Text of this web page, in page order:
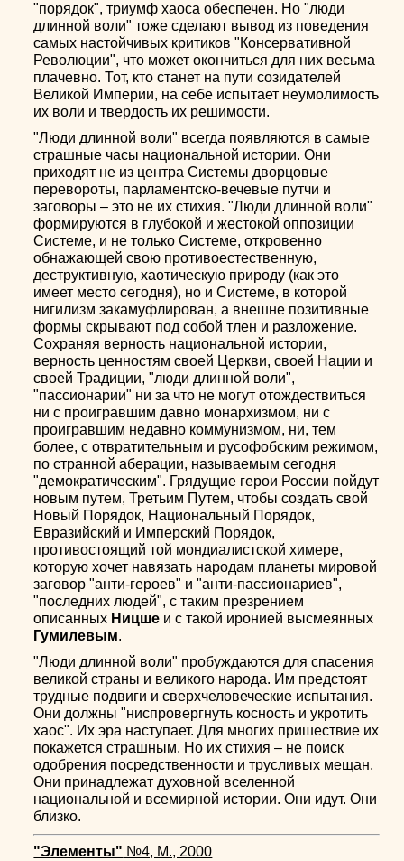
"порядок", триумф хаоса обеспечен. Но "люди
длинной воли" тоже сделают вывод из поведения
самых настойчивых критиков "Консервативной
Революции", что может окончиться для них весьма
плачевно. Тот, кто станет на пути созидателей
Великой Империи, на себе испытает неумолимость
их воли и твердость их решимости.
"Люди длинной воли" всегда появляются в самые
страшные часы национальной истории. Они
приходят не из центра Системы дворцовые
перевороты, парламентско-вечевые путчи и
заговоры – это не их стихия. "Люди длинной воли"
формируются в глубокой и жестокой оппозиции
Системе, и не только Системе, откровенно
обнажающей свою противоестественную,
деструктивную, хаотическую природу (как это
имеет место сегодня), но и Системе, в которой
нигилизм закамуфлирован, а внешне позитивные
формы скрывают под собой тлен и разложение.
Сохраняя верность национальной истории,
верность ценностям своей Церкви, своей Нации и
своей Традиции, "люди длинной воли",
"пассионарии" ни за что не могут отождествиться
ни с проигравшим давно монархизмом, ни с
проигравшим недавно коммунизмом, ни, тем
более, с отвратительным и русофобским режимом,
по странной аберации, называемым сегодня
"демократическим". Грядущие герои России пойдут
новым путем, Третьим Путем, чтобы создать свой
Новый Порядок, Национальный Порядок,
Евразийский и Имперский Порядок,
противостоящий той мондиалистской химере,
которую хочет навязать народам планеты мировой
заговор "анти-героев" и "анти-пассионариев",
"последних людей", с таким презрением
описанных Ницше и с такой иронией высмеянных
Гумилевым.
"Люди длинной воли" пробуждаются для спасения
великой страны и великого народа. Им предстоят
трудные подвиги и сверхчеловеческие испытания.
Они должны "ниспровергнуть косность и укротить
хаос". Их эра наступает. Для многих пришествие их
покажется страшным. Но их стихия – не поиск
одобрения посредственности и трусливых мещан.
Они принадлежат духовной вселенной
национальной и всемирной истории. Они идут. Они
близко.
"Элементы" №4, М., 2000